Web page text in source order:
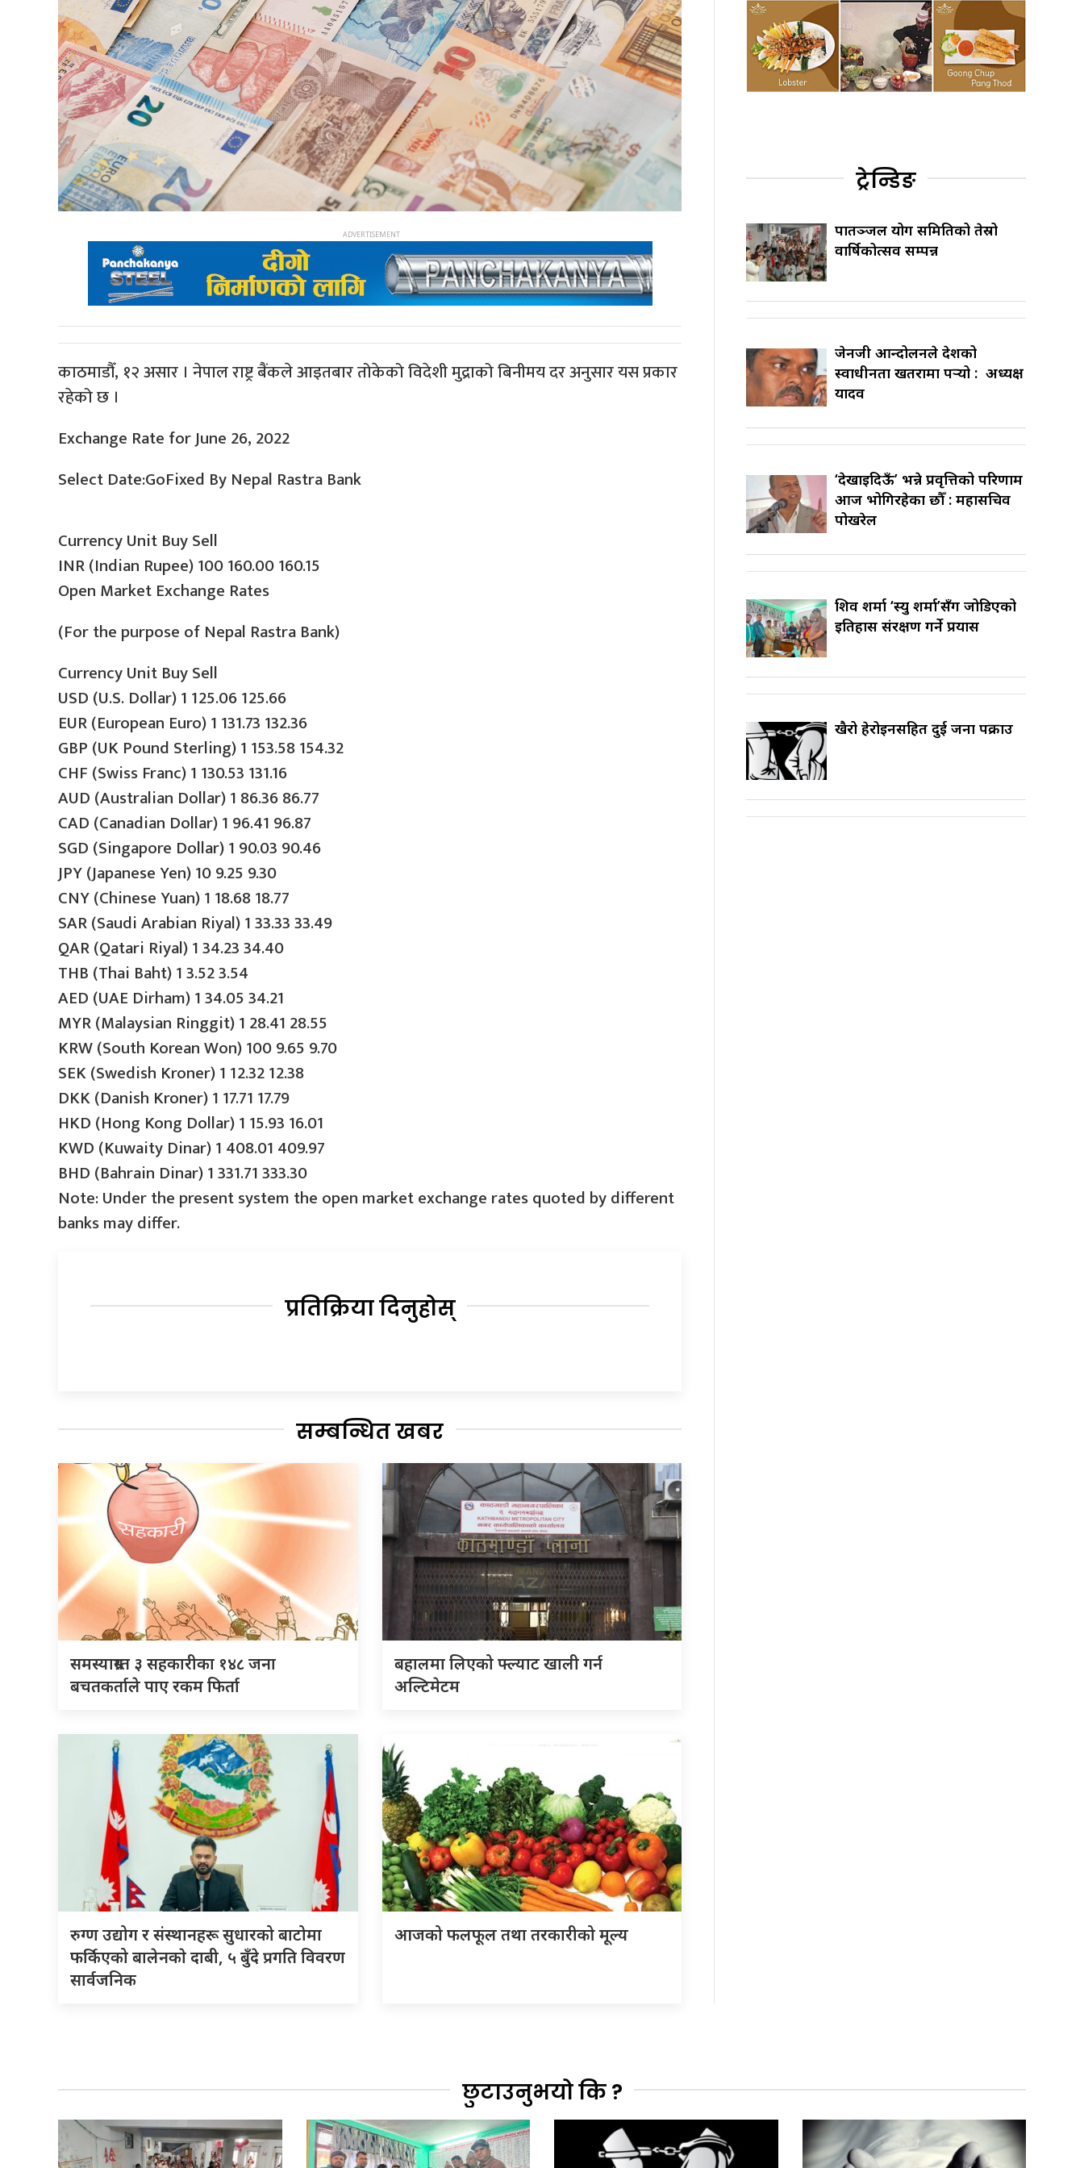
काठमाडौँ, १२ असार । नेपाल राष्ट्र बैंकले आइतबार तोकेको विदेशी मुद्राको बिनीमय दर अनुसार यस प्रकार
रहेको छ ।
Exchange Rate for June 26, 2022
Select Date:GoFixed By Nepal Rastra Bank
Currency Unit Buy Sell
INR (Indian Rupee) 100 160.00 160.15
Open Market Exchange Rates
(For the purpose of Nepal Rastra Bank)
Currency Unit Buy Sell
USD (U.S. Dollar) 1 125.06 125.66
EUR (European Euro) 1 131.73 132.36
GBP (UK Pound Sterling) 1 153.58 154.32
CHF (Swiss Franc) 1 130.53 131.16
AUD (Australian Dollar) 1 86.36 86.77
CAD (Canadian Dollar) 1 96.41 96.87
SGD (Singapore Dollar) 1 90.03 90.46
JPY (Japanese Yen) 10 9.25 9.30
CNY (Chinese Yuan) 1 18.68 18.77
SAR (Saudi Arabian Riyal) 1 33.33 33.49
QAR (Qatari Riyal) 1 34.23 34.40
THB (Thai Baht) 1 3.52 3.54
AED (UAE Dirham) 1 34.05 34.21
MYR (Malaysian Ringgit) 1 28.41 28.55
KRW (South Korean Won) 100 9.65 9.70
SEK (Swedish Kroner) 1 12.32 12.38
DKK (Danish Kroner) 1 17.71 17.79
HKD (Hong Kong Dollar) 1 15.93 16.01
KWD (Kuwaity Dinar) 1 408.01 409.97
BHD (Bahrain Dinar) 1 331.71 333.30
Note: Under the present system the open market exchange rates quoted by different
banks may differ.
प्रतिक्रिया दिनुहोस्
सम्बन्धित खबर
समस्याग्रस्त ३ सहकारीका १४८ जना
बचतकर्ताले पाए रकम फिर्ता
बहालमा लिएको फ्ल्याट खाली गर्न
अल्टिमेटम
रुग्ण उद्योग र संस्थानहरू सुधारको बाटोमा
फर्किएको बालेनकाे दाबी, ५ बुँदे प्रगति विवरण
सार्वजनिक
आजको फलफूल तथा तरकारीको मूल्य
ट्रेन्डिङ
पातञ्जल योग समितिको तेस्रो
वार्षिकोत्सव सम्पन्न
जेनजी आन्दोलनले देशको
स्वाधीनता खतरामा पर्‍यो : अध्यक्ष
यादव
‘देखाइदिऊँ’ भन्ने प्रवृत्तिको परिणाम
आज भोगिरहेका छौँ : महासचिव
पोखरेल
शिव शर्मा ‘स्यु शर्मा’सँग जोडिएको
इतिहास संरक्षण गर्ने प्रयास
खैरो हेरोइनसहित दुई जना पक्राउ
छुटाउनुभयो कि ?